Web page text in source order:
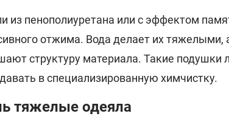
из пенополиуретана или с эффектом
отжима. Вода делает их тяжелыми,
структуру материала. Такие подушки
в специализированную химчистку.
тяжелые одеяла